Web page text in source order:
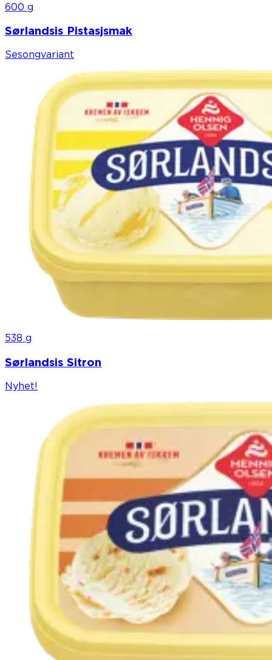
600 g
Sørlandsis Pistasjsmak
Sesongvariant
538 g
Sørlandsis Sitron
Nyhet!